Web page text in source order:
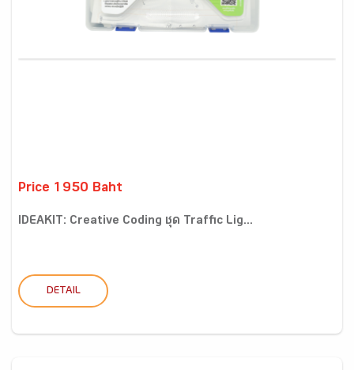
Price 1950 Baht
IDEAKIT: Creative Coding ชุด Traffic Lig...
DETAIL